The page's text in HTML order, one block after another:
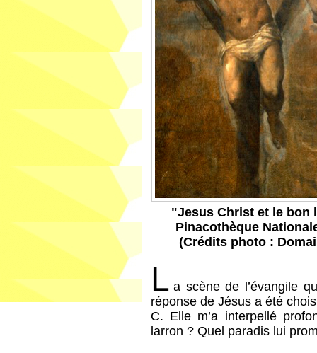
"Jesus Christ et le bon
Pinacothèque
(Crédits photo :
L a scène de l’évangile
réponse de Jésus a été
C. Elle m’a interpellé
larron ? Quel paradis lui